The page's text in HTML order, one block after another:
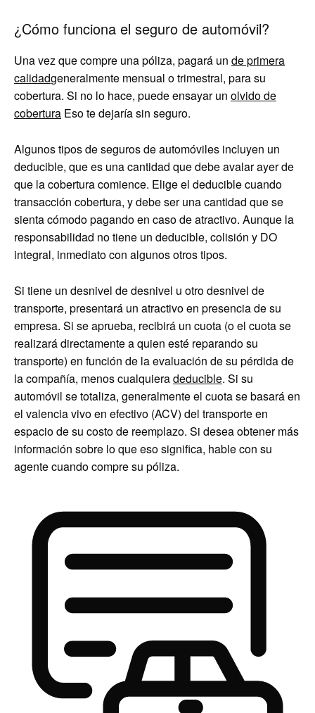
¿Cómo funciona el seguro de automóvil?
Una vez que compre una póliza, pagará un de primera
calidadgeneralmente mensual o trimestral, para su
cobertura. Si no lo hace, puede ensayar un olvido de
cobertura Eso te dejaría sin seguro.
Algunos tipos de seguros de automóviles incluyen un
deducible, que es una cantidad que debe avalar ayer de
que la cobertura comience. Elige el deducible cuando
transacción cobertura, y debe ser una cantidad que se
sienta cómodo pagando en caso de atractivo. Aunque la
responsabilidad no tiene un deducible, colisión y DO
integral, inmediato con algunos otros tipos.
Si tiene un desnivel de desnivel u otro desnivel de
transporte, presentará un atractivo en presencia de su
empresa. Si se aprueba, recibirá un cuota (o el cuota se
realizará directamente a quien esté reparando su
transporte) en función de la evaluación de su pérdida de
la compañía, menos cualquieradeducible. Si su
automóvil se totaliza, generalmente el cuota se basará en
el valencia vivo en efectivo (ACV) del transporte en
espacio de su costo de reemplazo. Si desea obtener más
información sobre lo que eso significa, hable con su
agente cuando compre su póliza.